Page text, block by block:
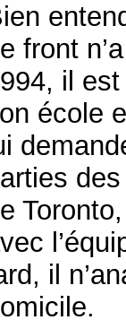
front
il
école
il